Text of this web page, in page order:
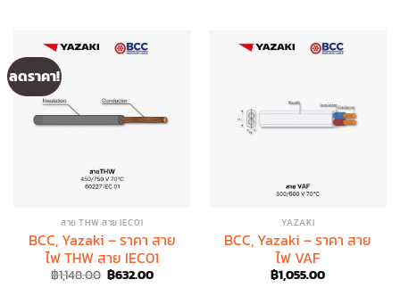
ลดราคา!
สาย THW สาย IEC01
BCC, Yazaki – ราคา สาย
ไฟ THW สาย IEC01
฿1,148.00 Original
price
฿632.00Current
YAZAKI
BCC, Yazaki – ราคา สาย
ไฟ VAF
฿1,055.00